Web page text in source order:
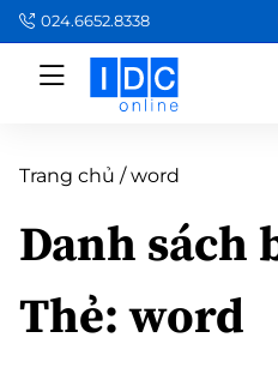
024.6652.8338
Trang chủ /word
Danh sách
Thẻ:word